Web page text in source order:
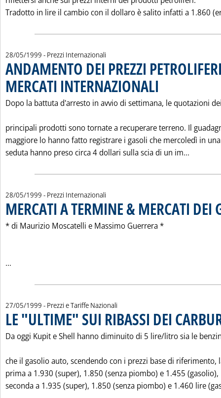
Tradotto in lire il cambio con il dollaro è salito infatti a 1.860
28/05/1999 - Prezzi Internazionali
ANDAMENTO DEI PREZZI
MERCATI INTERNAZIONALI
Dopo la battuta d'arresto in avvio di settimana, le quotazioni
principali prodotti sono tornate a recuperare terreno. Il
maggiore lo hanno fatto registrare i gasoli che mercoledì in
seduta hanno preso circa 4 dollari sulla scia di un im...
28/05/1999 - Prezzi Internazionali
MERCATI A TERMINE & MERCATI DEI
* di Maurizio Moscatelli e Massimo Guerrera *
...
27/05/1999 - Prezzi e Tariffe Nazionali
LE "ULTIME" SUI RIBASSI DEI
Da oggi Kupit e Shell hanno diminuito di 5 lire/litro sia le
che il gasolio auto, scendendo con i prezzi base di riferimento,
prima a 1.930 (super), 1.850 (senza piombo) e 1.455 (gasolio),
seconda a 1.935 (super), 1.850 (senza piombo) e 1.460 lire